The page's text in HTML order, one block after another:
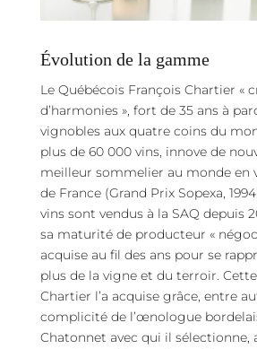
Évolution de la gamme
Le Québécois François Chartier «
d’harmonies », fort de 35 ans à
vignobles aux quatre coins du
plus de 60 000 vins, innove de
meilleur sommelier au monde en
de France (Grand Prix Sopexa,
vins sont vendus à la SAQ depuis
sa maturité de producteur «
acquise au fil des ans pour se
plus de la vigne et du terroir.
Chartier l’a acquise grâce, entre
complicité de l’œnologue
Chatonnet avec qui il sélectionne,